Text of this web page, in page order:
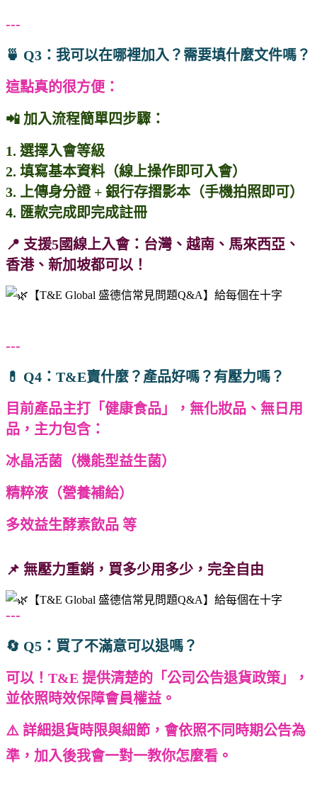
---
🍵 Q3：我可以在哪裡加入？需要填什麼文件嗎？
這點真的很方便：
📲 加入流程簡單四步驟：
1. 選擇入會等級
2. 填寫基本資料（線上操作即可入會）
3. 上傳身分證 + 銀行存摺影本（手機拍照即可）
4. 匯款完成即完成註冊
📍 支援5國線上入會：台灣、越南、馬來西亞、
香港、新加坡都可以！
---
💊 Q4：T&E賣什麼？產品好嗎？有壓力嗎？
目前產品主打「健康食品」，無化妝品、無日用
品，主力包含：
冰晶活菌（機能型益生菌）
精粹液（營養補給）
多效益生酵素飲品 等
📌 無壓力重銷，買多少用多少，完全自由
---
🔄 Q5：買了不滿意可以退嗎？
可以！T&E 提供清楚的「公司公告退貨政策」，
並依照時效保障會員權益。
⚠️ 詳細退貨時限與細節，會依照不同時期公告為
準，加入後我會一對一教你怎麼看。